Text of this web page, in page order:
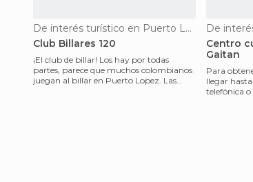
De interés turístico en Puerto López
Club Billares 120
¡El club de billar! Los hay por todas
partes, parece que muchos colombianos
juegan al billar en Puerto Lopez. Las
Centro
Gaitan
Para
llegar
telefónica o